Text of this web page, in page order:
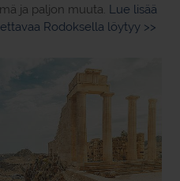
ja paljon muuta. Lue lisää
Rodoksella löytyy >>